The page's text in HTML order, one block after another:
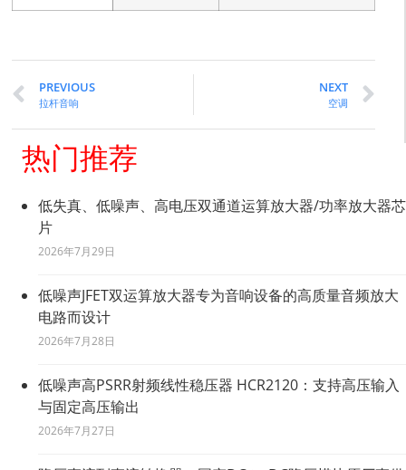
PREVIOUS
拉杆音响
NEXT
空调
热门推荐
低失真、低噪声、高电压双通道运算放大器/功率放大器芯
片
2026年7月29日
低噪声JFET双运算放大器专为音响设备的高质量音频放大
电路而设计
2026年7月28日
低噪声高PSRR射频线性稳压器 HCR2120：支持高压输入
与固定高压输出
2026年7月27日